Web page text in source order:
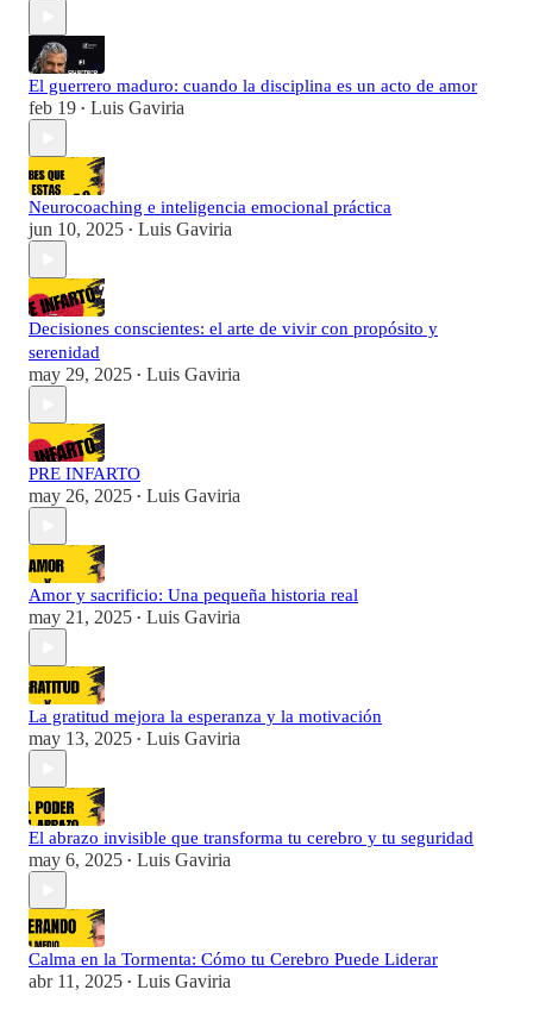
El guerrero maduro: cuando la disciplina es un acto de amor
feb 19 • Luis Gaviria
Neurocoaching e inteligencia emocional práctica
jun 10, 2025 • Luis Gaviria
Decisiones conscientes: el arte de vivir con propósito y
serenidad
may 29, 2025 • Luis Gaviria
PRE INFARTO
may 26, 2025 • Luis Gaviria
Amor y sacrificio: Una pequeña historia real
may 21, 2025 • Luis Gaviria
La gratitud mejora la esperanza y la motivación
may 13, 2025 • Luis Gaviria
El abrazo invisible que transforma tu cerebro y tu seguridad
may 6, 2025 • Luis Gaviria
Calma en la Tormenta: Cómo tu Cerebro Puede Liderar
abr 11, 2025 • Luis Gaviria